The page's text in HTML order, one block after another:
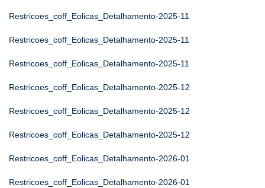
Restricoes_coff_Eolicas_Detalhamento-2025-11
Restricoes_coff_Eolicas_Detalhamento-2025-11
Restricoes_coff_Eolicas_Detalhamento-2025-11
Restricoes_coff_Eolicas_Detalhamento-2025-12
Restricoes_coff_Eolicas_Detalhamento-2025-12
Restricoes_coff_Eolicas_Detalhamento-2025-12
Restricoes_coff_Eolicas_Detalhamento-2026-01
Restricoes_coff_Eolicas_Detalhamento-2026-01